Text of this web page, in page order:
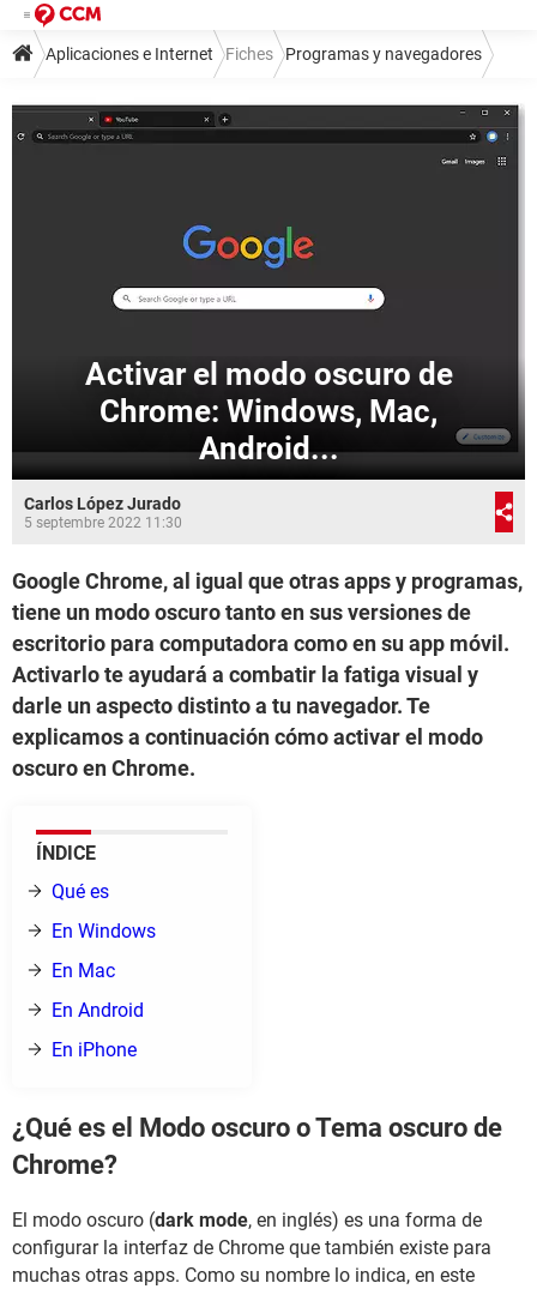
Aplicaciones e Internet Fiches Programas y navegadores
Navegadores Google Chrome
Activar el modo oscuro de
Chrome: Windows, Mac,
Android...
Carlos López Jurado
5 septembre 2022 11:30
Google Chrome, al igual que otras apps y programas,
tiene un modo oscuro tanto en sus versiones de
escritorio para computadora como en su app móvil.
Activarlo te ayudará a combatir la fatiga visual y
darle un aspecto distinto a tu navegador. Te
explicamos a continuación cómo activar el modo
oscuro en Chrome.
ÍNDICE
Qué es
En Windows
En Mac
En Android
En iPhone
¿Qué es el Modo oscuro o Tema oscuro de
Chrome?
El modo oscuro (dark mode, en inglés) es una forma de
configurar la interfaz de Chrome que también existe para
muchas otras apps. Como su nombre lo indica, en este